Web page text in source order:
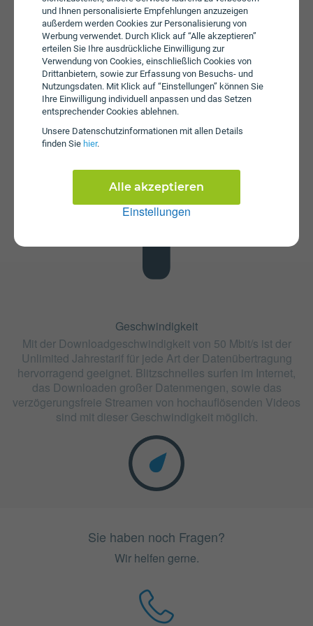
und Ihnen personalisierte Empfehlungen anzuzeigen
außerdem werden Cookies zur Personalisierung von
Werbung verwendet. Durch Klick auf “Alle akzeptieren”
erteilen Sie Ihre ausdrückliche Einwilligung zur
Verwendung von Cookies, einschließlich Cookies von
Drittanbietern, sowie zur Erfassung von Besuchs- und
Nutzungsdaten. Mit Klick auf “Einstellungen” können Sie
Ihre Einwilligung individuell anpassen und das Setzen
entsprechender Cookies ablehnen.
Unsere Daten­schutz­informationen mit allen Details
finden Sie hier.
Einstellungen
Alle akzeptieren
Datenstick
Im Tarif Unlimited Jahrestarif ist kein Datenstick enthalten.
Die SIM-Karte kann in jedem gängigen Datenstick
betrieben werden, um Computer oder Laptop mit dem
Internet zu verbinden. Alternativ kann die SIM-Karte von
Geschwindigkeit
Mit der Downloadgeschwindigkeit von 50 Mbit/s ist der
Unlimited Jahrestarif für jede Art der Datenübertragung
hervorragend geeignet. Blitzschnelles surfen im Internet,
das Downloaden großer Datenmengen, sowie das
verzögerungsfreie Streamen von hochauflösenden Videos
sind mit dieser Geschwindigkeit möglich.
Sie haben noch Fragen?
Wir helfen gerne.